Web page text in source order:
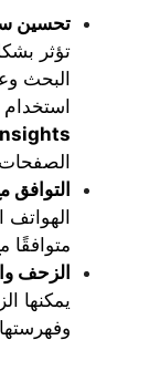
تحسين
تؤثر
البحث
التوافق
الهواتف
متوافقًا
الزحف
يمكنها